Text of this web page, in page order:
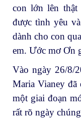
con lớn lên thật
được tình yêu
dành cho con
em. Ước mơ Ơn
Vào ngày 26/8/
Maria Vianey
một giai đoạn
rất rõ ngày